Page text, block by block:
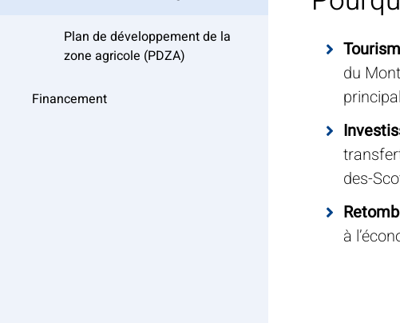
Plan de développement de la
zone agricole (PDZA)
Financement
du
des-
à